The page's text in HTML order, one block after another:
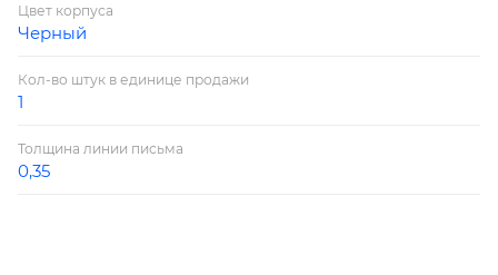
Цвет корпуса
Черный
Кол-во штук в единице продажи
1
Толщина линии письма
0,35